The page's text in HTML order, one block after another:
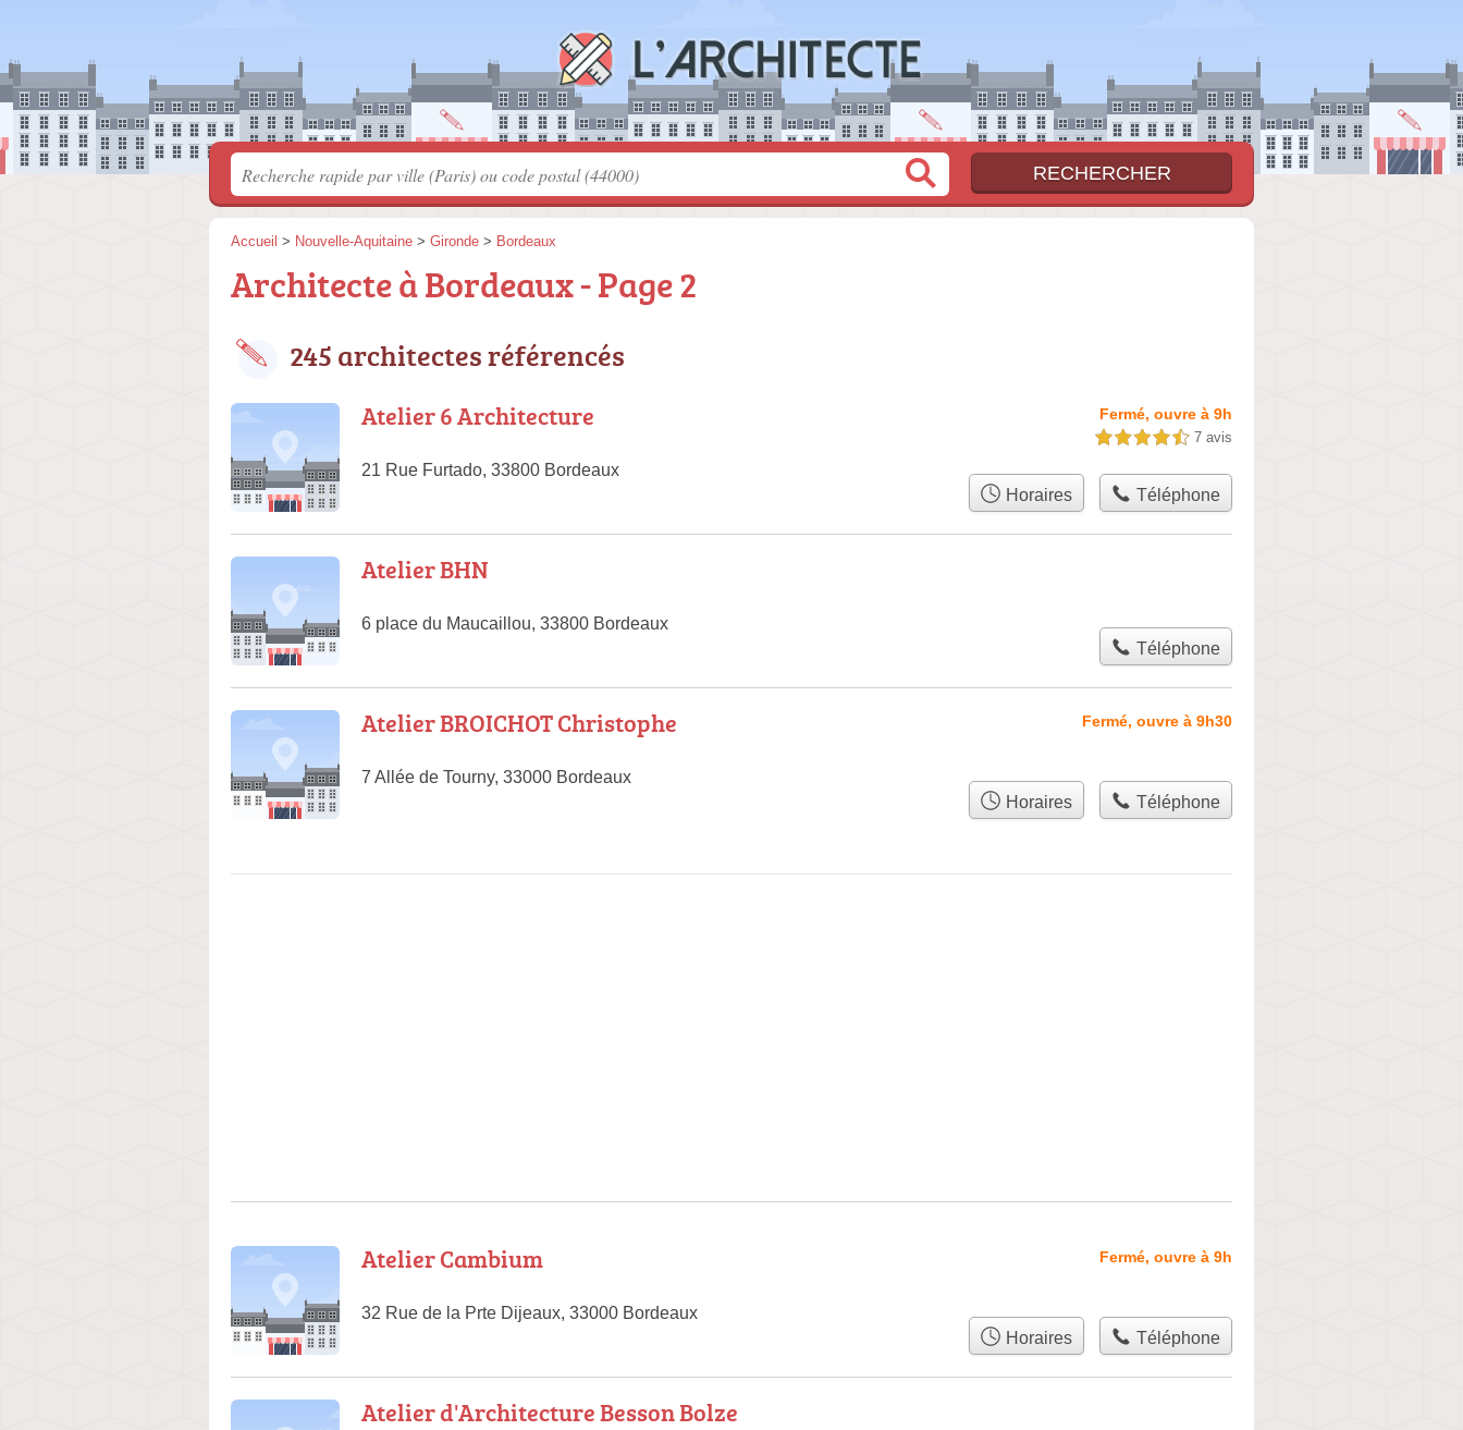
Accueil > Nouvelle-Aquitaine > Gironde > Bordeaux
Architecte à Bordeaux - Page 2
245 architectes référencés
Atelier 6 Architecture
21 Rue Furtado, 33800 Bordeaux
Fermé, ouvre à 9h
4,5 étoiles sur 5 7 avis
Horaires Téléphone
Atelier BHN
6 place du Maucaillou, 33800 Bordeaux
Téléphone
Atelier BROICHOT Christophe
7 Allée de Tourny, 33000 Bordeaux
Fermé, ouvre à 9h30
Horaires Téléphone
Atelier Cambium
32 Rue de la Prte Dijeaux, 33000 Bordeaux
Fermé, ouvre à 9h
Horaires Téléphone
Atelier d'Architecture Besson Bolze